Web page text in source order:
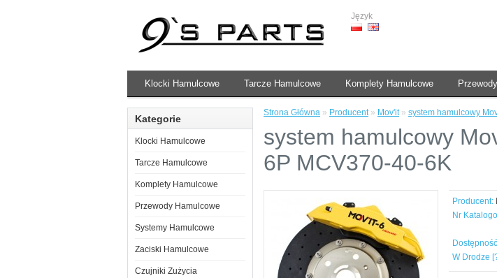
Język
Klocki Hamulcowe Tarcze Hamulcowe Komplety Hamulcowe
Kategorie
Klocki Hamulcowe
Tarcze Hamulcowe
Komplety Hamulcowe
Przewody Hamulcowe
Systemy Hamulcowe
Zaciski Hamulcowe
Czujniki Zużycia
Strona Główna » Producent» Mov'it» system hamulcowy
system hamulcowy
6P MCV370-40-6K
Producent:
Nr
W Drodze